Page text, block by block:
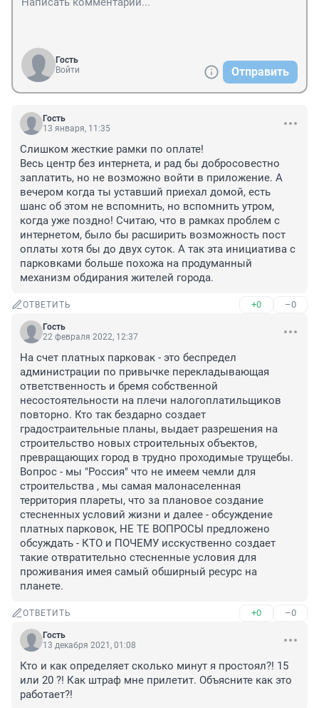
Гость
Войти
Отправить
Гость
13 января, 11:35
Слишком жесткие рамки по оплате!
Весь центр без интернета, и рад бы добросовестно
заплатить, но не возможно войти в приложение. А
вечером когда ты уставший приехал домой, есть
шанс об этом не вспомнить, но вспомнить утром,
когда уже поздно! Считаю, что в рамках проблем с
интернетом, было бы расширить возможность пост
оплаты хотя бы до двух суток. А так эта инициатива с
парковками больше похожа на продуманный
механизм обдирания жителей города.
ОТВЕТИТЬ +0 –0
Гость
22 февраля 2022, 12:37
На счет платных парковак - это беспредел
администрации по привычке перекладывающая
ответственность и бремя собственной
несостоятельности на плечи налогоплатильщиков
повторно. Кто так бездарно создает
градостраительные планы, выдает разрешения на
строительство новых строительных объектов,
превращающих город в трудно проходимые трущебы.
Вопрос - мы "Россия" что не имеем чемли для
строительства , мы самая малонаселенная
территория плареты, что за плановое создание
стесненных условий жизни и далее - обсуждение
платных парковок, НЕ ТЕ ВОПРОСЫ предложено
обсуждать - КТО и ПОЧЕМУ исскуственно создает
такие отвратительно стесненные условия для
проживания имея самый обширный ресурс на
планете.
ОТВЕТИТЬ +0 –0
Гость
13 декабря 2021, 01:08
Кто и как определяет сколько минут я простоял?! 15
или 20 ?! Как штраф мне прилетит. Объясните как это
работает?!